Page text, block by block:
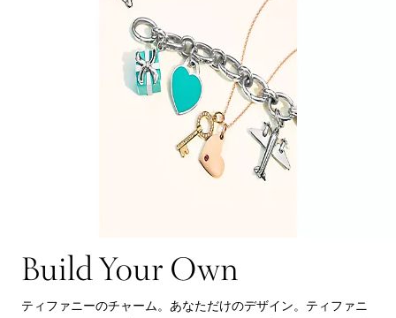
Build Your Own
ティファニーのチャーム。あなただけのデザイン。ティファニ